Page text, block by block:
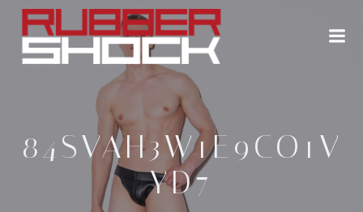
Zum
Inhalt
springen
84SVAH3W1E9CO1V
YD7